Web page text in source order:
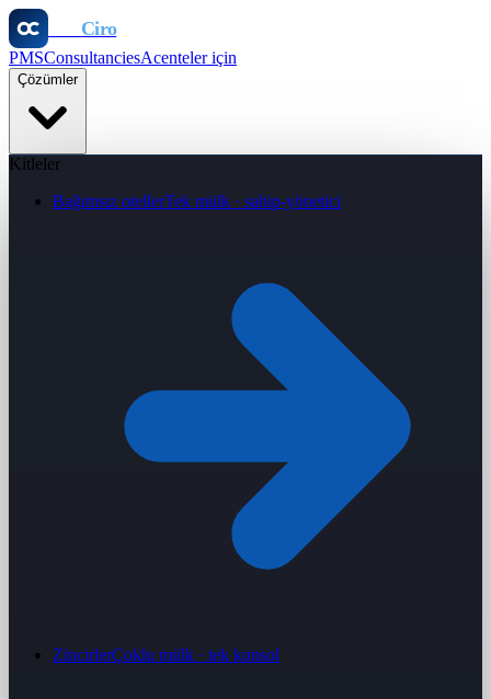
Ciro
PMSConsultanciesAcenteler için
Çözümler
Kitleler
Bağımsız otellerTek mülk · sahip-yönetici
ZincirlerÇoklu mülk · tek konsol